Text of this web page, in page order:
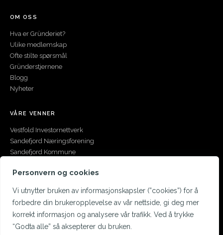
Personvern og cookies
Vi utnytter bruken av informasjonskapsler (”cookies”) for å
forbedre din brukeropplevelse av vår nettside, gi deg mer
korrekt informasjon og analysere vår trafikk. Ved å trykke
“Godta alle” så aksepterer du bruken.
OM OSS
Hva er Gründeriet?
Ulike medlemskap
Ofte stilte spørsmål
Gründerstjernene
Blogg
Nyheter
VÅRE VENNER
Vestfold Investornettverk
Sandefjord Næringsforening
Sandefjord Kommune
Forskningsrådet
Kobben
Grunderhuset Hi5
Colab Larvik